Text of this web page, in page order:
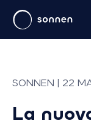
SONNEN | 22
La